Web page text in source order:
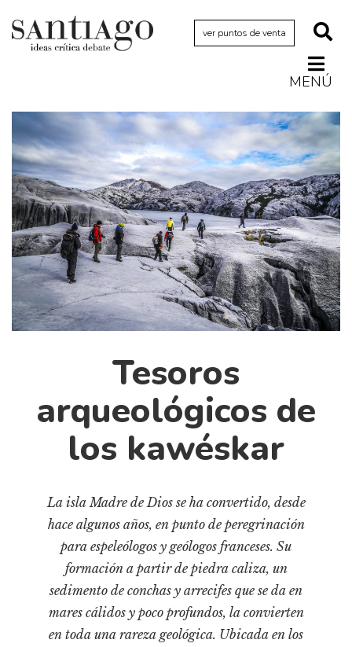
ver puntos de venta
MENÚ
Archivo Cenfoto-UDP
Arquetipos de situación
Artes visuales
Ciencia
Cine y televisión
Ciudad
Cómics
Críticas
Diccionario portátil de la literatura chilena
Documentos
Gran reserva
Historia material de los libros
Lagunas mentales
Libros usados
Literatura
Medioambiente
Tesoros
arqueológicos de
los kawéskar
La isla Madre de Dios se ha convertido, desde
hace algunos años, en punto de peregrinación
para espeleólogos y geólogos franceses. Su
formación a partir de piedra caliza, un
sedimento de conchas y arrecifes que se da en
mares cálidos y poco profundos, la convierten
en toda una rareza geológica. Ubicada en los